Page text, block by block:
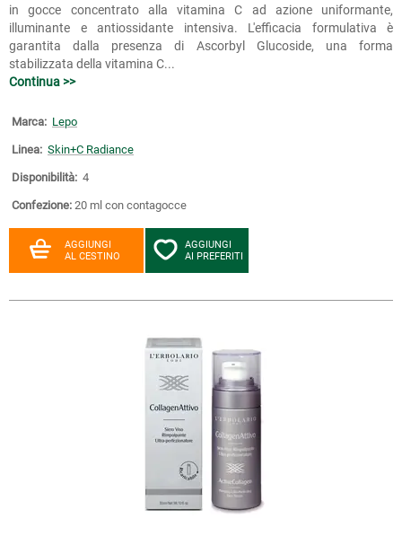
in gocce concentrato alla vitamina C ad azione uniformante,
illuminante e antiossidante intensiva. L'efficacia formulativa è
garantita dalla presenza di Ascorbyl Glucoside, una forma
stabilizzata della vitamina C...
Continua >>
Marca: Lepo
Linea: Skin+C Radiance
Disponibilità: 4
Confezione: 20 ml con contagocce
AGGIUNGI
AL CESTINO
AGGIUNGI
AI PREFERITI